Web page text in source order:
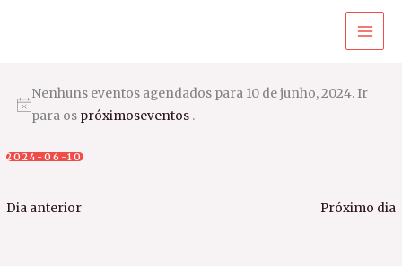
Nenhuns eventos agendados para 10 de junho, 2024. Ir
para os próximoseventos .
2024-06-10
data.
Dia anterior Próximo dia